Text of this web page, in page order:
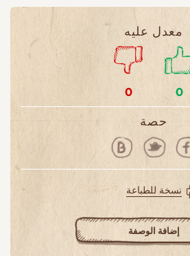
معدل عليه
0
0
حصة
نسخة للطباعة
إضافة الوصفة